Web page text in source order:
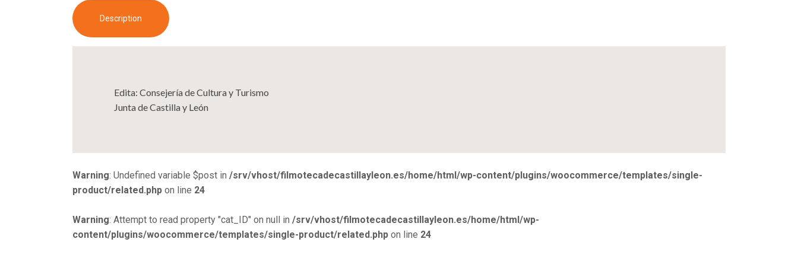
Description
Edita: Consejería de Cultura y Turismo
Junta de Castilla y León
Warning: Undefined variable $post in /srv/vhost/filmotecadecastillayleon.es/home/html/wp-content/plugins/woocommerce/templates/single-
product/related.php on line 24
Warning: Attempt to read property "cat_ID" on null in /srv/vhost/filmotecadecastillayleon.es/home/html/wp-
content/plugins/woocommerce/templates/single-product/related.php on line 24